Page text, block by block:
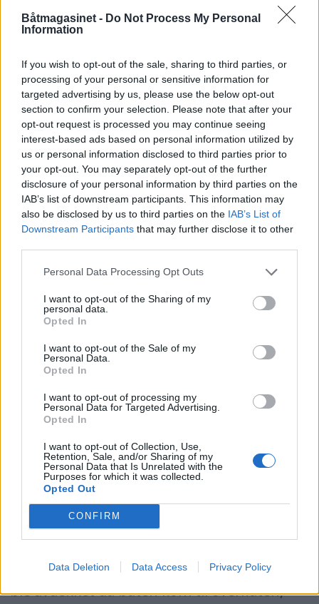
Båtmagasinet - Do Not Process My Personal
Information
If you wish to opt-out of the sale, sharing to third parties, or
processing of your personal or sensitive information for
targeted advertising by us, please use the below opt-out
section to confirm your selection. Please note that after your
opt-out request is processed you may continue seeing
interest-based ads based on personal information utilized by
us or personal information disclosed to third parties prior to
your opt-out. You may separately opt-out of the further
disclosure of your personal information by third parties on the
IAB’s list of downstream participants. This information may
also be disclosed by us to third parties on the IAB’s List of
Downstream Participants that may further disclose it to other
Personal Data Processing Opt Outs
I want to opt-out of the Sharing of my
personal data.
Opted In
I want to opt-out of the Sale of my
Personal Data.
Opted In
I want to opt-out of processing my
Personal Data for Targeted Advertising.
Opted In
I want to opt-out of Collection, Use,
Retention, Sale, and/or Sharing of my
Personal Data that Is Unrelated with the
Purposes for which it was collected.
Opted Out
CONFIRM
Data Deletion Data Access Privacy Policy
Misfornøyd med kjøpet
Da båten ankom på trailer fra Frankrike 28.
juni i 2010 ble det tegnet forsikring på 1. 5
millioner kroner. Summen ble 1. juli hevet til
to millioner kroner.
Det fremkom i tingretten at de to båteierne
var svært misfornøyd med tilstanden til
båten de hadde kjøpt usett i Frankrike, selv
om de var gjort kjent med at luksusyachten
hadde ligget under vann der også.
Slepet fra Strømstad skjedde klokken 21 om
kvelden 1. juli i fjor. Retten finner det hevet
over enhver rimelig tvil om at det var de to
båten ble slept ut fra havna i Strømstad og
for å få forsikringssummen utbetalt.
Det legges til grunn at dette var noe de
bestemte seg for etter at de fikk se båten og
oppdaget at den var i langt dårligere stand
enn de hadde trodd. De øvrige forhold som
ble avdekket da båten kom til overflaten,